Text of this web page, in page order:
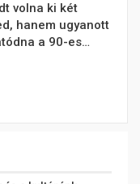
volna ki két
hanem ugyanott
a 90-es…